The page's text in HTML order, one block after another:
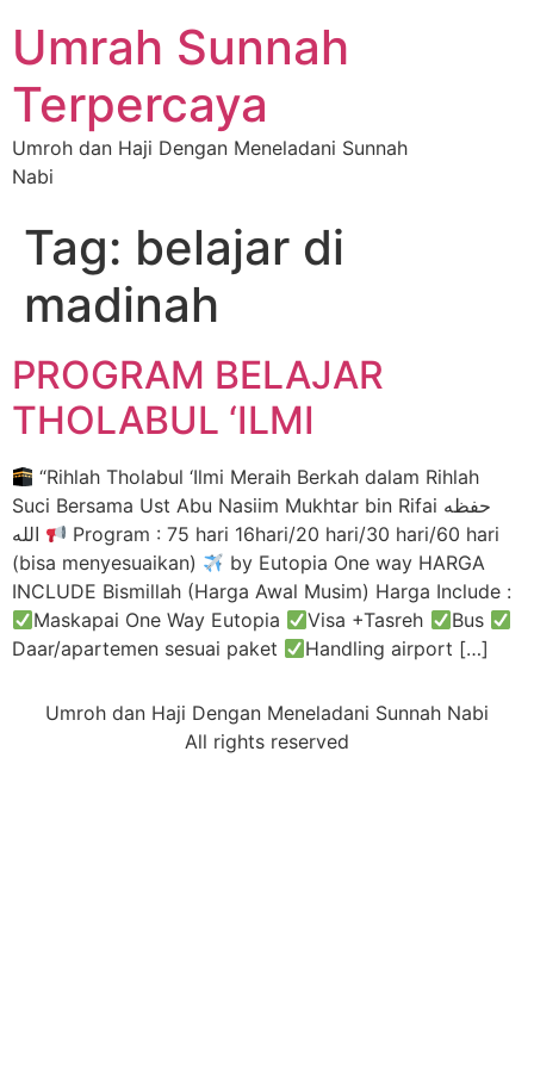
Umrah Sunnah
Terpercaya
Umroh dan Haji Dengan Meneladani Sunnah
Nabi
Tag: belajar di
madinah
PROGRAM BELAJAR
THOLABUL ‘ILMI
“Rihlah Tholabul ‘Ilmi Meraih Berkah dalam Rihlah
Suci Bersama Ust Abu Nasiim Mukhtar bin Rifai حفظه
Program : 75 hari 16hari/20 hari/30 hari/60 hari
(bisa menyesuaikan)
by Eutopia One way HARGA
INCLUDE Bismillah (Harga Awal Musim) Harga Include :
Maskapai One Way Eutopia
Visa +Tasreh
Bus
Daar/apartemen sesuai paket
Handling airport […]
Umroh dan Haji Dengan Meneladani Sunnah Nabi
All rights reserved